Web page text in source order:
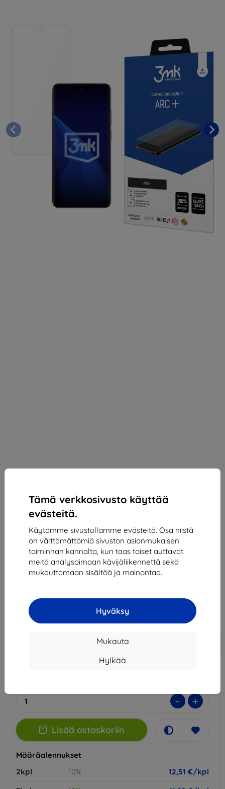
Tämä verkkosivusto käyttää
evästeitä.
Käytämme sivustollamme evästeitä. Osa niistä
on välttämättömiä sivuston asianmukaisen
toiminnan kannalta, kun taas toiset auttavat
meitä analysoimaan kävijäliikennettä sekä
mukauttamaan sisältöä ja mainontaa.
Hyväksy
Mukauta
Hylkää
3mk ARC+ Protective film for Realme GT7 Pro
Realme GT 7 Pro
13,90 €
12,51 €
Hinta ilman ALV:tä
Alennus kupongilla
- +
Lisää ostoskoriin
Määräalennukset
2kpl
10%
12,51 €/kpl